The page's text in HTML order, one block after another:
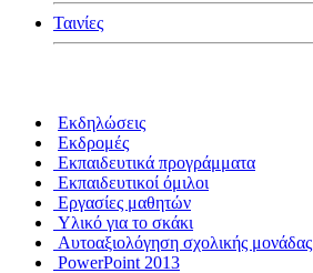
Ταινίες
Εκδηλώσεις
Εκδρομές
Εκπαιδευτικά προγράμματα
Εκπαιδευτικοί όμιλοι
Εργασίες μαθητών
Υλικό για το σκάκι
Αυτοαξιολόγηση σχολικής μονάδας
PowerPoint 2013